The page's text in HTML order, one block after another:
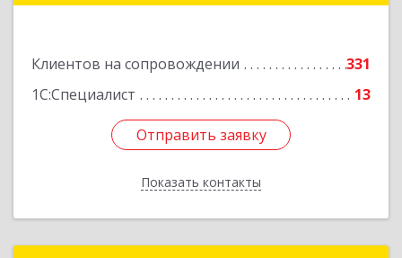
Клиентов на сопровождении
331
1С:Специалист
13
Отправить заявку
Показать контакты
Отправить заявку
Назад